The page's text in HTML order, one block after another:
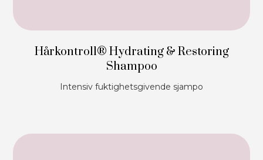
Hårkontroll® Hydrating & Restoring
Shampoo
Intensiv fuktighetsgivende sjampo